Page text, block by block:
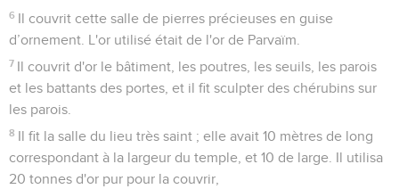
6 Il couvrit cette salle de pierres précieuses en guise
d’ornement. L'or utilisé était de l'or de Parvaïm.
7 Il couvrit d'or le bâtiment, les poutres, les seuils, les parois
et les battants des portes, et il fit sculpter des chérubins sur
les parois.
8 Il fit la salle du lieu très saint ; elle avait 10 mètres de long
correspondant à la largeur du temple, et 10 de large. Il utilisa
20 tonnes d'or pur pour la couvrir,